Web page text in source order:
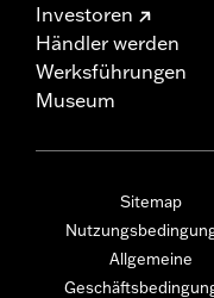
Investoren
Händler werden
Werksführungen
Museum
Sitemap
Allgemeine